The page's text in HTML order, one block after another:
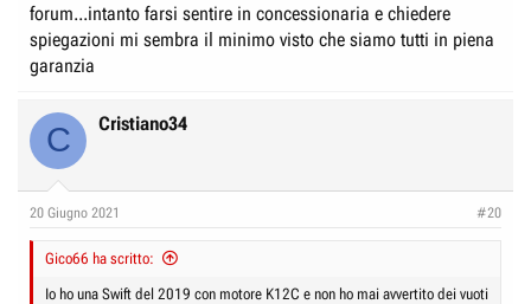
forum...intanto farsi sentire in concessionaria e chiedere
spiegazioni mi sembra il minimo visto che siamo tutti in piena
garanzia
C Cristiano34
20 Giugno 2021 #20
Gico66 ha scritto:
Io ho una Swift del 2019 con motore K12C e non ho mai avvertito dei vuoti